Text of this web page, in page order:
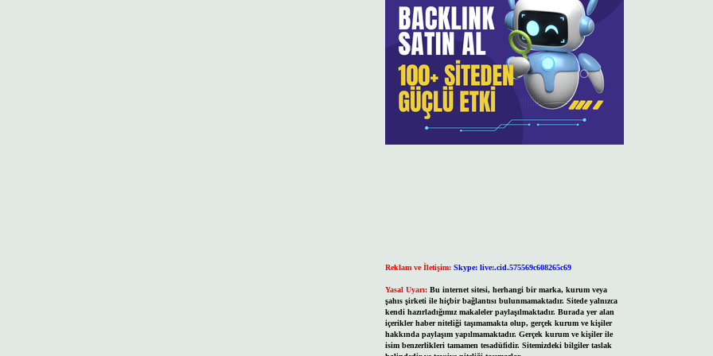
Reklam ve İletişim: Skype: live:.cid.575569c608265c69
Yasal Uyarı: Bu internet sitesi, herhangi bir marka, kurum veya
şahıs şirketi ile hiçbir bağlantısı bulunmamaktadır. Sitede yalnızca
kendi hazırladığımız makaleler paylaşılmaktadır. Burada yer alan
içerikler haber niteliği taşımamakta olup, gerçek kurum ve kişiler
hakkında paylaşım yapılmamaktadır. Gerçek kurum ve kişiler ile
isim benzerlikleri tamamen tesadüfidir. Sitemizdeki bilgiler taslak